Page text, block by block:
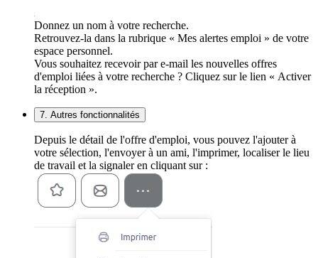
Donnez un nom à votre recherche.
Retrouvez-la dans la rubrique « Mes alertes emploi » de votre
espace personnel.
Vous souhaitez recevoir par e-mail les nouvelles offres
d'emploi liées à votre recherche ? Cliquez sur le lien « Activer
la réception ».
7. Autres fonctionnalités
Depuis le détail de l'offre d'emploi, vous pouvez l'ajouter à
votre sélection, l'envoyer à un ami, l'imprimer, localiser le lieu
de travail et la signaler en cliquant sur :